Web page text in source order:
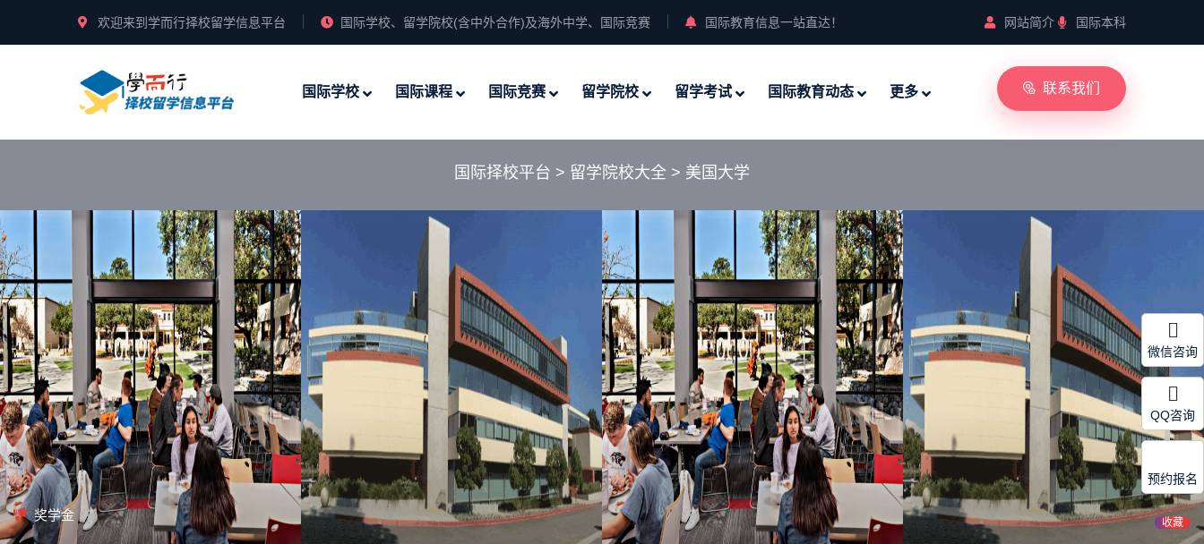
欢迎来到学而行择校留学信息平台 国际学校、留学院校(含中外合作)及海外中学、国际竞赛 国际教育信息一站直达！ 网站简介 国际本科
国际学校 国际课程 国际竞赛 留学院校 留学考试 国际教育动态 更多 联系我们
国际择校平台 > 留学院校大全 > 美国大学
奖学金 收藏
微信咨询
QQ咨询
预约报名